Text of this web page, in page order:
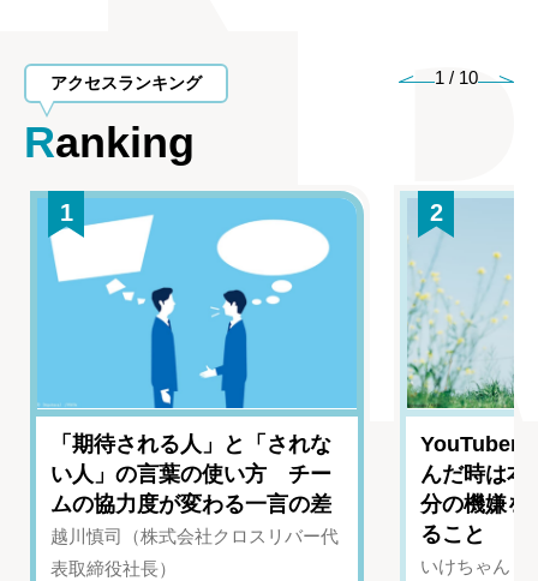
アクセスランキング
Ranking
1 / 10
1
「期待される人」と「されな
い人」の言葉の使い方 チー
ムの協力度が変わる一言の差
越川慎司（株式会社クロスリバー代
表取締役社長）
2
YouTuber
んだ時は
分の機嫌を
ること
いけちゃん（